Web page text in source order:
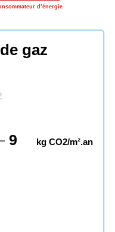
d’énergie
gaz
9 kg CO2/m².an